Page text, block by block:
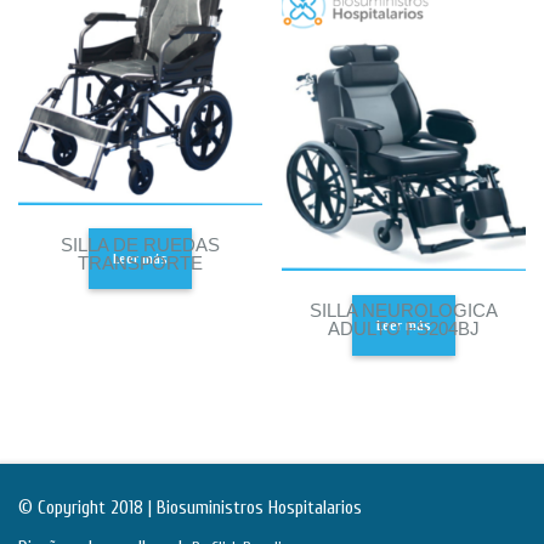
SILLA DE RUEDAS
TRANSPORTE
Leer más
SILLA NEUROLOGICA
ADULTO FS204BJ
Leer más
© Copyright 2018 | Biosuministros Hospitalarios